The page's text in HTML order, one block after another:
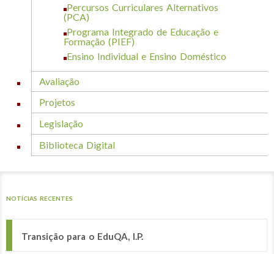
Percursos Curriculares Alternativos
(PCA)
Programa Integrado de Educação e
Formação (PIEF)
Ensino Individual e Ensino Doméstico
Avaliação
Projetos
Legislação
Biblioteca Digital
NOTÍCIAS RECENTES
Transição para o EduQA, I.P.